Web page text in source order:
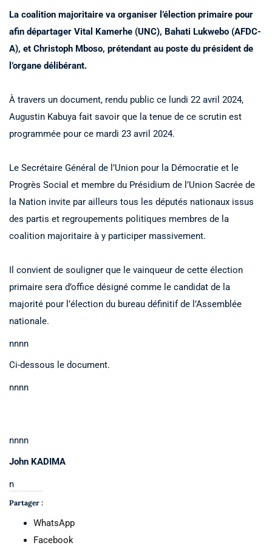
La coalition majoritaire va organiser l’élection primaire pour
afin départager Vital Kamerhe (UNC), Bahati Lukwebo (AFDC-
A), et Christoph Mboso, prétendant au poste du président de
l’organe délibérant.
À travers un document, rendu public ce lundi 22 avril 2024,
Augustin Kabuya fait savoir que la tenue de ce scrutin est
programmée pour ce mardi 23 avril 2024.
Le Secrétaire Général de l’Union pour la Démocratie et le
Progrès Social et membre du Présidium de l’Union Sacrée de
la Nation invite par ailleurs tous les députés nationaux issus
des partis et regroupements politiques membres de la
coalition majoritaire à y participer massivement.
Il convient de souligner que le vainqueur de cette élection
primaire sera d’office désigné comme le candidat de la
majorité pour l’élection du bureau définitif de l’Assemblée
nationale.
nnnn
Ci-dessous le document.
nnnn
nnnn
John KADIMA
n
Partager :
WhatsApp
Facebook